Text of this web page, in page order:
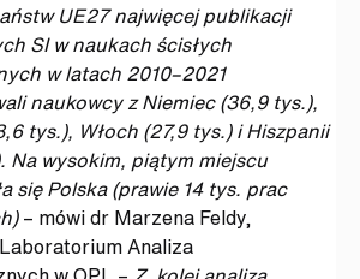
UE27 najwięcej publikacji
SI w naukach ścisłych
w latach 2010–2021
naukowcy z Niemiec (36,9 tys.),
tys.), Włoch (27,9 tys.) i Hiszpanii
Na wysokim, piątym miejscu
się Polska (prawie 14 tys. prac
– mówi dr Marzena Feldy,
Analiza